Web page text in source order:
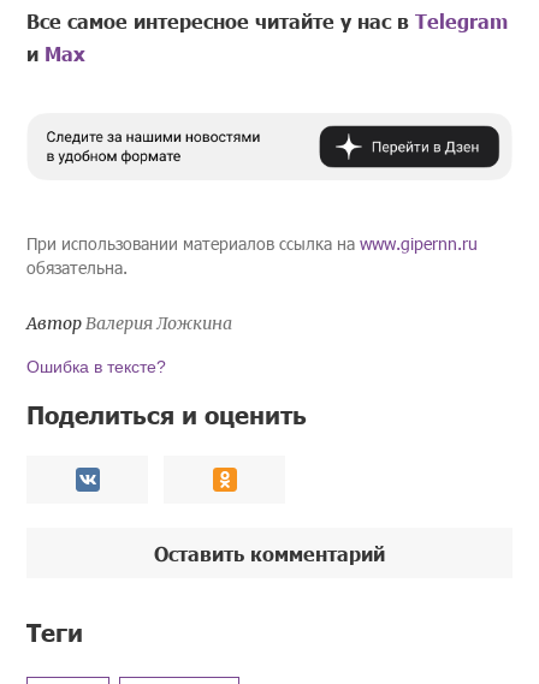
Все самое интересное читайте у нас вTelegram
и Mах
При использовании материалов ссылка наwww.gipernn.ru
обязательна.
АвторВалерия Ложкина
Ошибка в тексте?
Поделиться и оценить
Оставить комментарий
Теги